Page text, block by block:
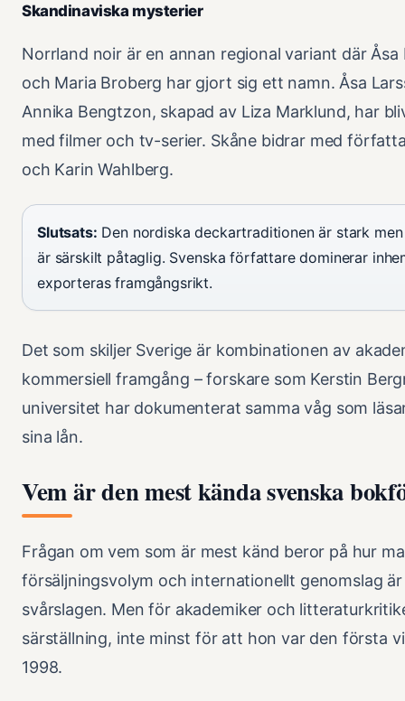
Skandinaviska mysterier
Norrland noir är en annan regional variant där
och Maria Broberg har gjort sig ett namn. Åsa
Annika Bengtzon, skapad av Liza Marklund, har
med filmer och tv-serier. Skåne bidrar med
och Karin Wahlberg.
Slutsats: Den nordiska deckartraditionen är stark
är särskilt påtaglig. Svenska författare dominerar
exporteras framgångsrikt.
Det som skiljer Sverige är kombinationen av
kommersiell framgång – forskare som Kerstin
universitet har dokumenterat samma våg som
sina lån.
Vem är den mest kända svenska
Frågan om vem som är mest känd beror på hur
försäljningsvolym och internationellt genomslag
svårslagen. Men för akademiker och
särställning, inte minst för att hon var den första
1998.